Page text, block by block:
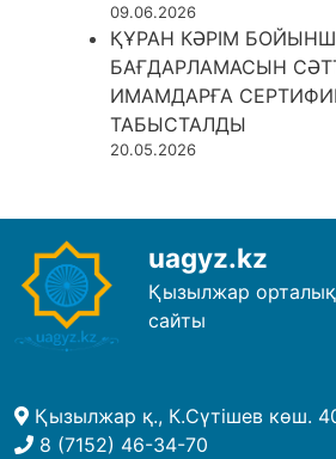
09.06.2026
ҚҰРАН КӘРІМ
БАҒДАРЛАМАСЫН
ИМАМДАРҒА
ТАБЫСТАЛДЫ
20.05.2026
uagyz.kz
Қызылжар орталық
сайты
Қызылжар қ., К.Сүтішев көш.
8 (7152) 46-34-70